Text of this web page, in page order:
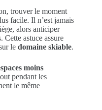
trouver le moment
facile. Il n’est jamais
alors anticiper
Cette astuce assure
le domaine skiable.
moins
pendant les
le même